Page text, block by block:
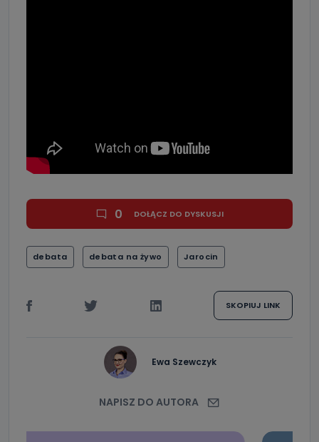
0 DOŁĄCZ DO DYSKUSJI
debata debata na żywo Jarocin
SKOPIUJ LINK
Ewa Szewczyk
NAPISZ DO AUTORA